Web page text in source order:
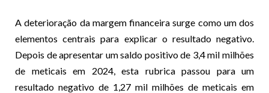
A deterioração da margem financeira surge como um dos
elementos centrais para explicar o resultado negativo.
Depois de apresentar um saldo positivo de 3,4 mil milhões
de meticais em 2024, esta rubrica passou para um
resultado negativo de 1,27 mil milhões de meticais em